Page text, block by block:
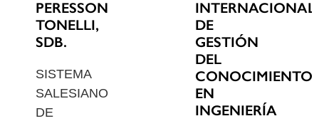
PERESSON
TONELLI,
SDB.
SISTEMA
SALESIANO
DE
INTERNACIONAL
DE
GESTIÓN
DEL
CONOCIMIENTO
EN
INGENIERÍA